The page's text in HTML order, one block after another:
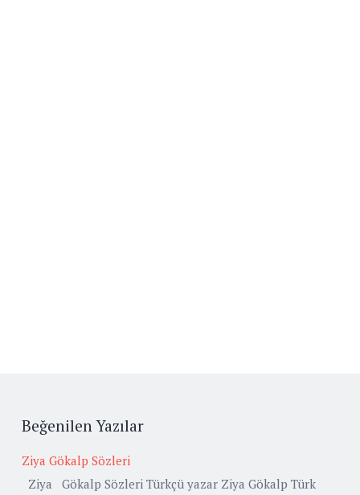
Beğenilen Yazılar
Ziya Gökalp Sözleri
Ziya Gökalp Sözleri Türkçü yazar Ziya Gökalp Türk